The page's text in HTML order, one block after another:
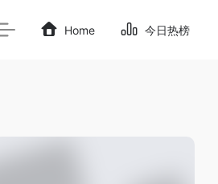
Home 今日热榜